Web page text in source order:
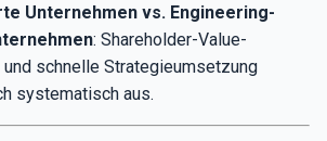
Unternehmen vs. Engineering-
: Shareholder-Value-
und schnelle Strategieumsetzung
systematisch aus.